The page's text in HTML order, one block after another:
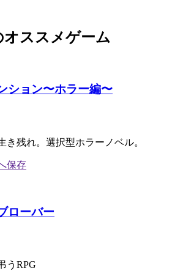
ススメゲーム
ション〜ホラー編〜
き残れ。選択型ホラーノベル。
ローバー
うRPG